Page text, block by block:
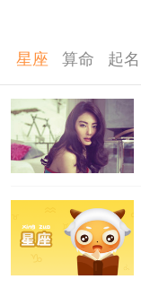
星座 算命 起名